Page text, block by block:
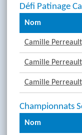
Défi Patinage
Nom
Camille Perreault
Camille Perreault
Camille Perreault
Championnats
Nom